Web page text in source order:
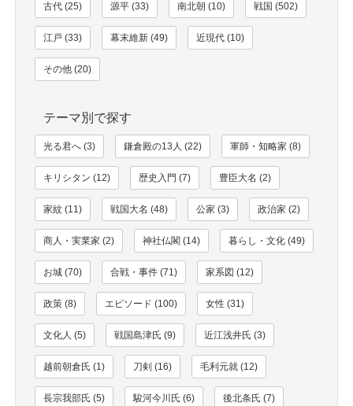
古代 (25) 源平 (33) 南北朝 (10) 戦国 (502)
江戸 (33) 幕末維新 (49) 近現代 (10)
その他 (20)
テーマ別で探す
光る君へ (3) 鎌倉殿の13人 (22) 軍師・知略家 (8)
キリシタン (12) 歴史入門 (7) 豊臣大名 (2)
家紋 (11) 戦国大名 (48) 公家 (3) 政治家 (2)
商人・実業家 (2) 神社仏閣 (14) 暮らし・文化 (49)
お城 (70) 合戦・事件 (71) 家系図 (12)
政策 (8) エピソード (100) 女性 (31)
文化人 (5) 戦国島津氏 (9) 近江浅井氏 (3)
越前朝倉氏 (1) 刀剣 (16) 毛利元就 (12)
長宗我部氏 (5) 駿河今川氏 (6) 後北条氏 (7)